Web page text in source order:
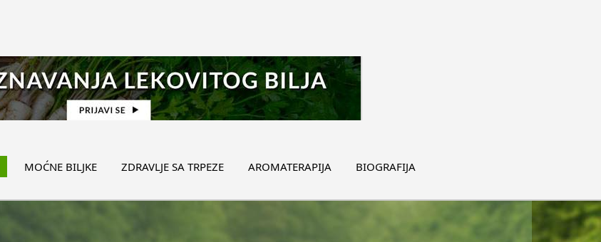
MOĆNE BILJKE ZDRAVLJE SA TRPEZE AROMATERAPIJA BIOGRAFIJA